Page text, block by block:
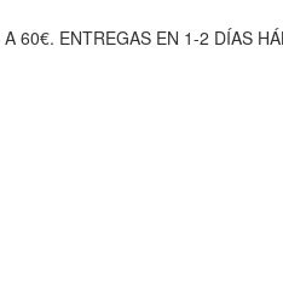
60€. ENTREGAS EN 1-2 DÍAS